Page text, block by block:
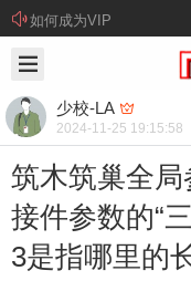
如何成为VIP
少校-LA
2024-11-25 19:15:58
筑木筑巢全
接件参数的“
3是指哪里的
少校-LA @